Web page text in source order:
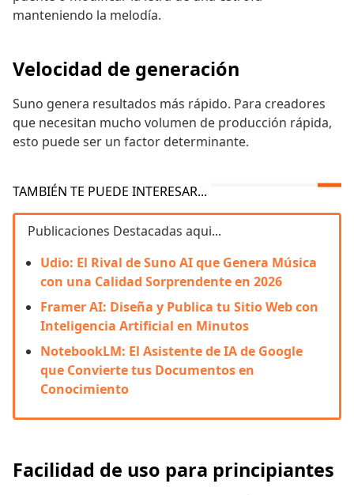
manteniendo la melodía.
Velocidad de generación
Suno genera resultados más rápido. Para creadores
que necesitan mucho volumen de producción rápida,
esto puede ser un factor determinante.
TAMBIÉN TE PUEDE INTERESAR...
Publicaciones Destacadas aqui...
Udio: El Rival de Suno AI que Genera Música
con una Calidad Sorprendente en 2026
Framer AI: Diseña y Publica tu Sitio Web con
Inteligencia Artificial en Minutos
NotebookLM: El Asistente de IA de Google
que Convierte tus Documentos en
Conocimiento
Facilidad de uso para principiantes